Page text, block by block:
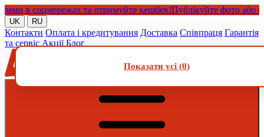
в соцмережах та отримуйте кешбек!Публікуйте фото або
UK RU
Контакти Оплата і кредитування Доставка Співпраця Гарантія
та сервіс Акції Блог
Показати усі (0)